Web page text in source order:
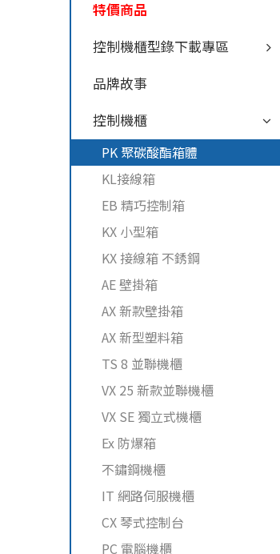
特價商品
控制機櫃型錄下載專區
品牌故事
控制機櫃
PK 聚碳酸酯箱體
KL接線箱
EB 精巧控制箱
KX 小型箱
KX 接線箱 不銹鋼
AE 壁掛箱
AX 新款壁掛箱
AX 新型塑料箱
TS 8 並聯機櫃
VX 25 新款並聯機櫃
VX SE 獨立式機櫃
Ex 防爆箱
不鏽鋼機櫃
IT 網路伺服機櫃
CX 琴式控制台
PC 電腦機櫃